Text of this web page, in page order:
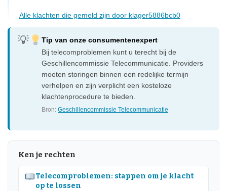
Alle klachten die gemeld zijn door klager5886bcb0
Tip van onze consumentenexpert
Bij telecomproblemen kunt u terecht bij de
Geschillencommissie Telecommunicatie. Providers
moeten storingen binnen een redelijke termijn
verhelpen en zijn verplicht een kosteloze
klachtenprocedure te bieden.
Bron:Geschillencommissie Telecommunicatie
Ken je rechten
Telecomproblemen: stappen om je klacht
op te lossen